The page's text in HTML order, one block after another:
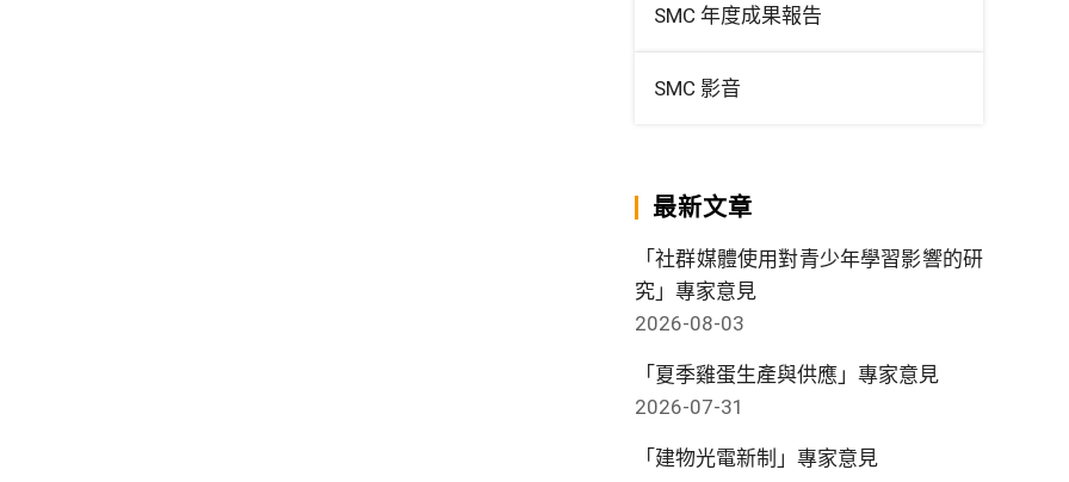
SMC 年度成果報告
SMC 影音
最新文章
「社群媒體使用對青少年學習影響的研
究」專家意見
2026-08-03
「夏季雞蛋生產與供應」專家意見
2026-07-31
「建物光電新制」專家意見